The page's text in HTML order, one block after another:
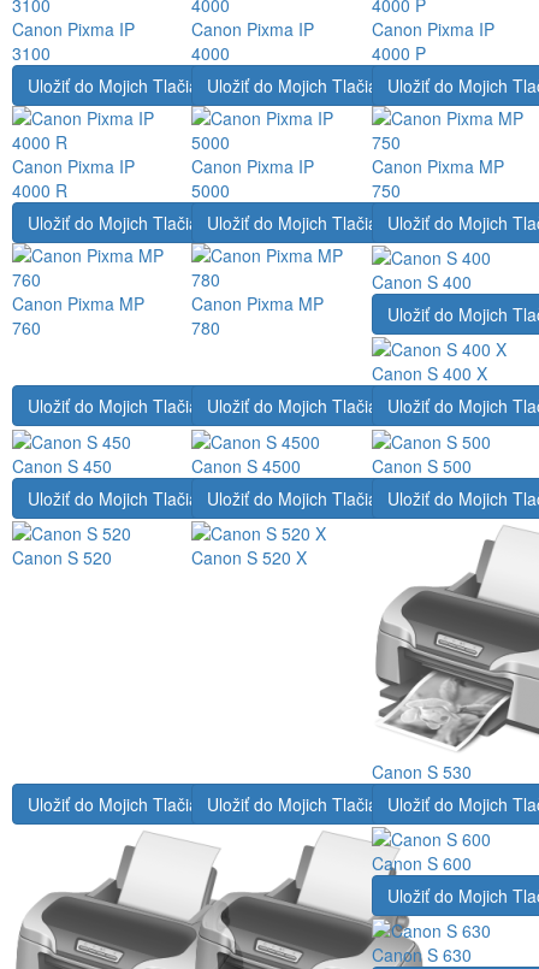
Canon Pixma IP
3100
Canon Pixma IP
4000
Canon Pixma IP
4000 P
Uložiť do Mojich Tlačiarní
Canon Pixma IP
4000 R
Uložiť do Mojich Tlačiarní
Canon Pixma IP
5000
Uložiť do Mojich
Canon Pixma MP
750
Uložiť do Mojich Tlačiarní
Canon Pixma MP
760
Uložiť do Mojich Tlačiarní
Canon Pixma MP
780
Uložiť do Mojich
Canon S 400
Uložiť do Mojich
Canon S 400 X
Uložiť do Mojich Tlačiarní
Canon S 450
Uložiť do Mojich Tlačiarní
Canon S 4500
Uložiť do Mojich
Canon S 500
Uložiť do Mojich Tlačiarní
Canon S 520
Uložiť do Mojich Tlačiarní
Canon S 520 X
Uložiť do Mojich
Canon S 530
Uložiť do Mojich TlačiarníUložiť do Mojich TlačiarníUložiť do Mojich
Canon S 600
Uložiť do Mojich
Canon S 630